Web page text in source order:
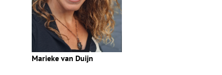
Marieke van Duijn